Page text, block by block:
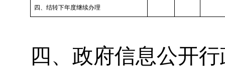
四、结转下年度继续办理
四、政府信息公开